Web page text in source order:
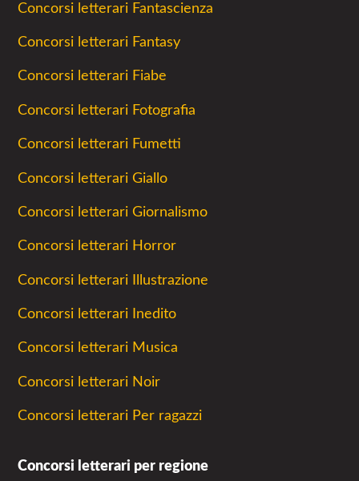
Concorsi letterari Fantascienza
Concorsi letterari Fantasy
Concorsi letterari Fiabe
Concorsi letterari Fotografia
Concorsi letterari Fumetti
Concorsi letterari Giallo
Concorsi letterari Giornalismo
Concorsi letterari Horror
Concorsi letterari Illustrazione
Concorsi letterari Inedito
Concorsi letterari Musica
Concorsi letterari Noir
Concorsi letterari Per ragazzi
Concorsi letterari per regione